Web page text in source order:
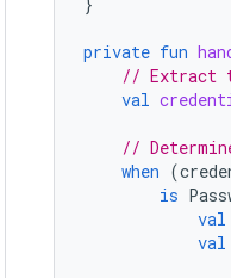
private fun
// Extract
val
//
when (
is
val
val